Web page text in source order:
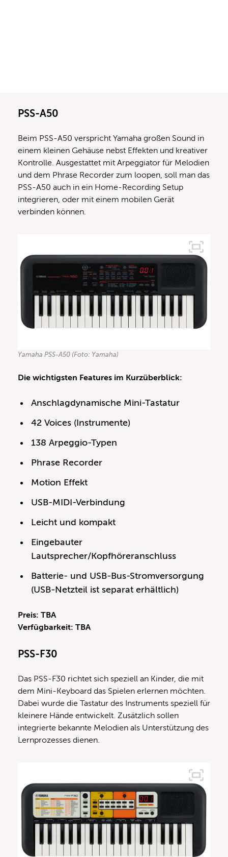
PSS-A50
Beim PSS-A50 verspricht Yamaha großen Sound in
einem kleinen Gehäuse nebst Effekten und kreativer
Kontrolle. Ausgestattet mit Arpeggiator für Melodien
und dem Phrase Recorder zum loopen, soll man das
PSS-A50 auch in ein Home-Recording Setup
integrieren, oder mit einem mobilen Gerät
verbinden können.
Yamaha PSS-A50 (Foto: Yamaha)
Die wichtigsten Features im Kurzüberblick:
Anschlagdynamische Mini-Tastatur
42 Voices (Instrumente)
138 Arpeggio-Typen
Phrase Recorder
Motion Effekt
USB-MIDI-Verbindung
Leicht und kompakt
Eingebauter
Lautsprecher/Kopfhöreranschluss
Batterie- und USB-Bus-Stromversorgung
(USB-Netzteil ist separat erhältlich)
Preis: TBA
Verfügbarkeit: TBA
PSS-F30
Das PSS-F30 richtet sich speziell an Kinder, die mit
dem Mini-Keyboard das Spielen erlernen möchten.
Dabei wurde die Tastatur des Instruments speziell für
kleinere Hände entwickelt. Zusätzlich sollen
integrierte bekannte Melodien als Unterstützung des
Lernprozesses dienen.